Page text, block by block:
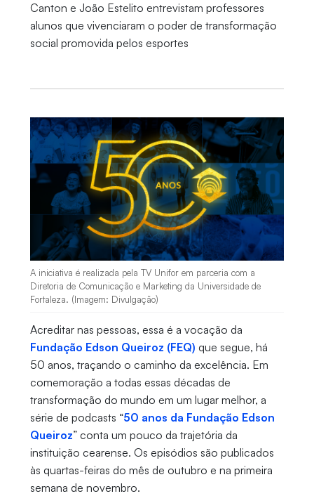
Canton e João Estelito entrevistam professores
alunos que vivenciaram o poder de transformação
social promovida pelos esportes
A iniciativa é realizada pela TV Unifor em parceria com a
Diretoria de Comunicação e Marketing da Universidade de
Fortaleza. (Imagem: Divulgação)
Acreditar nas pessoas, essa é a vocação da
Fundação Edson Queiroz (FEQ) que segue, há
50 anos, traçando o caminho da excelência. Em
comemoração a todas essas décadas de
transformação do mundo em um lugar melhor, a
série de podcasts “50 anos da Fundação Edson
Queiroz” conta um pouco da trajetória da
instituição cearense. Os episódios são publicados
às quartas-feiras do mês de outubro e na primeira
semana de novembro.